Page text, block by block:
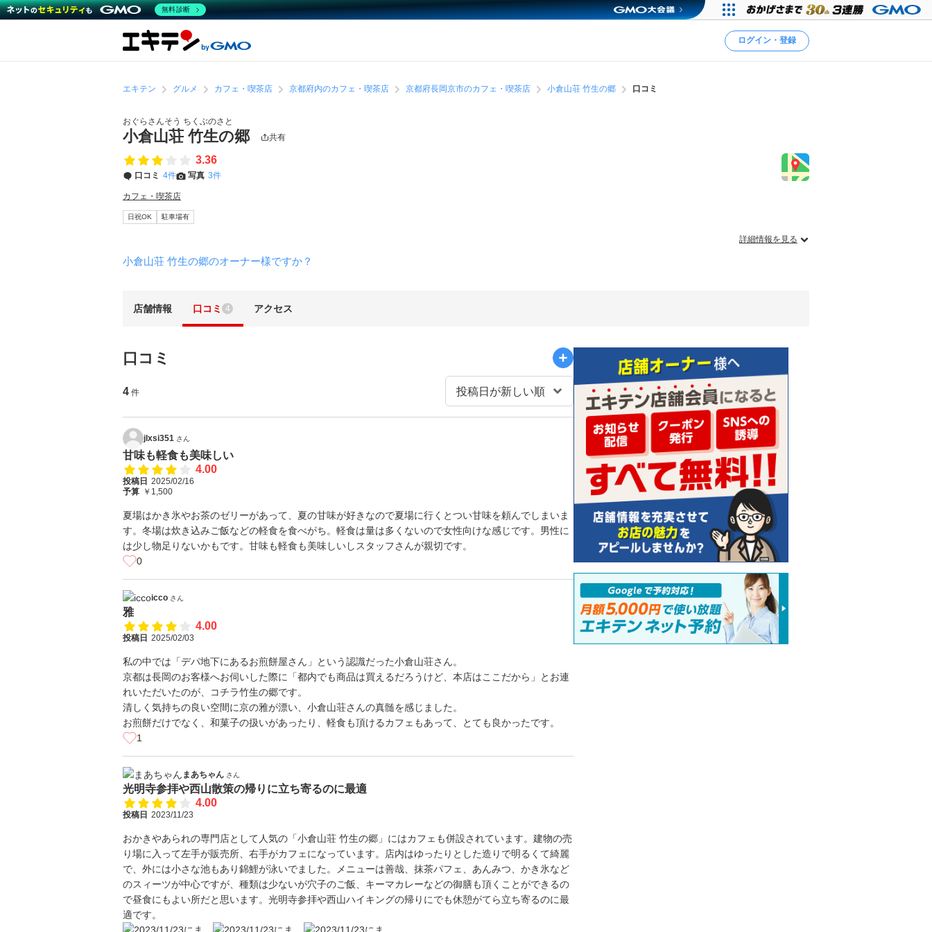
ログイン・登録
エキテン グルメ カフェ・喫茶店 京都府内のカフェ・喫茶店 京都府長岡京市のカフェ・喫茶店 小倉山荘 竹生の郷 口コミ
おぐらさんそう ちくぶのさと
小倉山荘 竹生の郷 共有
3.36
口コミ 4件 写真 3件
カフェ・喫茶店
日祝OK 駐車場有
詳細情報を見る
小倉山荘 竹生の郷のオーナー様ですか？
店舗情報 口コミ 4 アクセス
口コミ
4 件
jlxsi351 さん
甘味も軽食も美味しい
4.00
投稿日 2025/02/16
予算 ￥1,500
夏場はかき氷やお茶のゼリーがあって、夏の甘味が好きなので夏場に行くとつい甘味を頼んでしまいま
す。冬場は炊き込みご飯などの軽食を食べがち。軽食は量は多くないので女性向けな感じです。男性に
は少し物足りないかもです。甘味も軽食も美味しいしスタッフさんが親切です。
0
icco さん
雅
4.00
投稿日 2025/02/03
私の中では「デパ地下にあるお煎餅屋さん」という認識だった小倉山荘さん。
京都は長岡のお客様へお伺いした際に「都内でも商品は買えるだろうけど、本店はここだから」とお連
れいただいたのが、コチラ竹生の郷です。
清しく気持ちの良い空間に京の雅が漂い、小倉山荘さんの真髄を感じました。
お煎餅だけでなく、和菓子の扱いがあったり、軽食も頂けるカフェもあって、とても良かったです。
1
まあちゃん さん
光明寺参拝や西山散策の帰りに立ち寄るのに最適
4.00
投稿日 2023/11/23
おかきやあられの専門店として人気の「小倉山荘 竹生の郷」にはカフェも併設されています。建物の売
り場に入って左手が販売所、右手がカフェになっています。店内はゆったりとした造りで明るくて綺麗
で、外には小さな池もあり錦鯉が泳いでました。メニューは善哉、抹茶パフェ、あんみつ、かき氷など
のスィーツが中心ですが、種類は少ないが穴子のご飯、キーマカレーなどの御膳も頂くことができるの
で昼食にもよい所だと思います。光明寺参拝や西山ハイキングの帰りにでも休憩がてら立ち寄るのに最
適です。
無料診断